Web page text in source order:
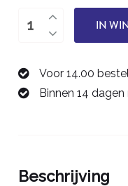
00682015
aantal
IN
Voor 14.00
Binnen 14
Beschrijving